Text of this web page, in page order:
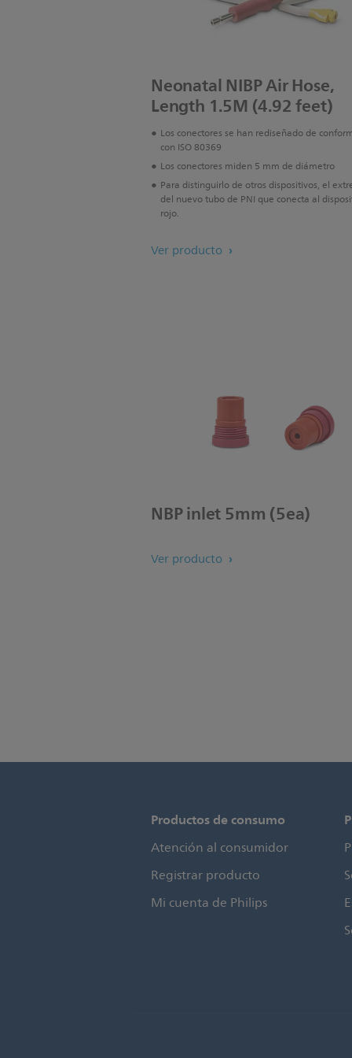
Neonatal NIBP Air Hose,
Length 1.5M (4.92 feet)
Los conectores se han rediseñado de
con ISO 80369
Los conectores miden 5 mm de diámetro
Para distinguirlo de otros dispositivos, el
del nuevo tubo de PNI que conecta al
rojo.
Ver producto
NBP inlet 5mm (5ea)
Ver producto
Productos de consumo
Atención al consumidor
Registrar producto
Mi cuenta de Philips